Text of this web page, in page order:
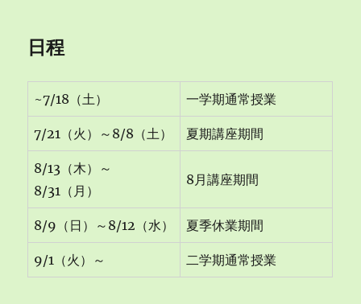
日程
~7/18（土） 一学期通常授業
7/21（火）～8/8（土） 夏期講座期間
8/13（木）～
8/31（月）
8月講座期間
8/9（日）～8/12（水） 夏季休業期間
9/1（火）～ 二学期通常授業